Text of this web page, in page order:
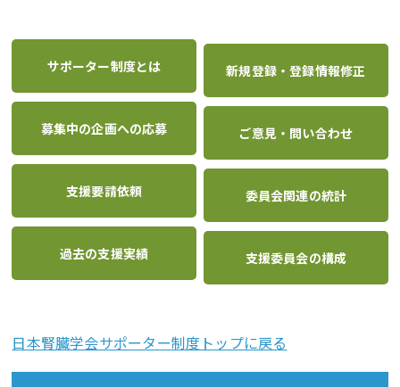
サポーター制度とは 新規登録・登録情報修正
募集中の企画への応募 ご意見・問い合わせ
支援要請依頼 委員会関連の統計
過去の支援実績 支援委員会の構成
日本腎臓学会サポーター制度トップに戻る